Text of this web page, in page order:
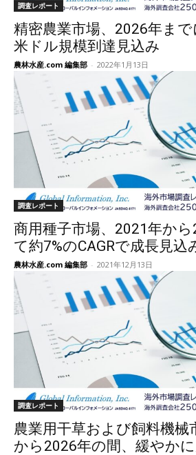
調査レポート
精密農業市場、2026年ま
米ドル規模到達見込み
農林水産.com 編集部 - 2022年1月13日
調査レポート
商用種子市場、2021年か
て約7%のCAGRで成長見込
農林水産.com 編集部 - 2021年12月13日
調査レポート
農業用干草および飼料機械
から2026年の間、緩やか